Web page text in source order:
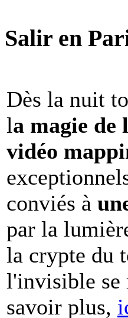
Salir en
Dès la nuit
la magie de
vidéo
conviés à
par la
la crypte du
l'invisible se
savoir plus,